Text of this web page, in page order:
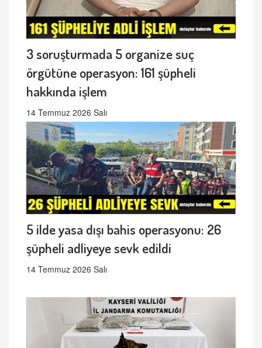
3 soruşturmada 5 organize suç
örgütüne operasyon: 161 şüpheli
hakkında işlem
14 Temmuz 2026 Salı
5 ilde yasa dışı bahis operasyonu: 26
şüpheli adliyeye sevk edildi
14 Temmuz 2026 Salı